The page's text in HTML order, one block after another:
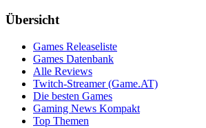
Übersicht
Games Releaseliste
Games Datenbank
Alle Reviews
Twitch-Streamer (Game.AT)
Die besten Games
Gaming News Kompakt
Top Themen